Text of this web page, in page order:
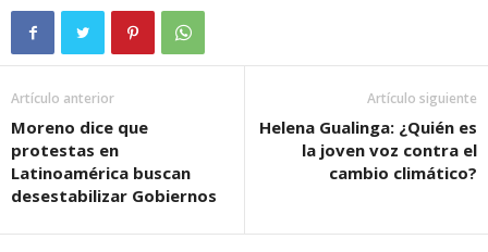
Artículo anterior
Moreno dice que
protestas en
Latinoamérica buscan
desestabilizar Gobiernos
Artículo siguiente
Helena Gualinga: ¿Quién es
la joven voz contra el
cambio climático?